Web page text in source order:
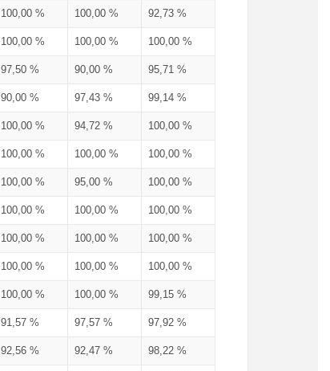
100,00 % 100,00 % 92,73 %
100,00 % 100,00 % 100,00 %
97,50 % 90,00 % 95,71 %
90,00 % 97,43 % 99,14 %
100,00 % 94,72 % 100,00 %
100,00 % 100,00 % 100,00 %
100,00 % 95,00 % 100,00 %
100,00 % 100,00 % 100,00 %
100,00 % 100,00 % 100,00 %
100,00 % 100,00 % 100,00 %
100,00 % 100,00 % 99,15 %
91,57 % 97,57 % 97,92 %
92,56 % 92,47 % 98,22 %